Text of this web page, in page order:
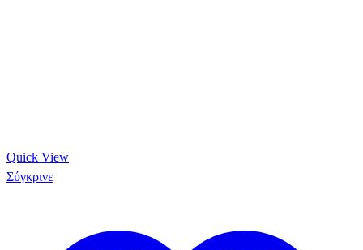
Quick View
Σύγκρινε